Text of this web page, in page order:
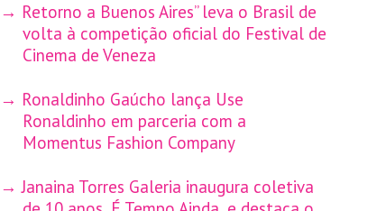
Retorno a Buenos Aires” leva o Brasil de
volta à competição oficial do Festival de
Cinema de Veneza
Ronaldinho Gaúcho lança Use
Ronaldinho em parceria com a
Momentus Fashion Company
Janaina Torres Galeria inaugura coletiva